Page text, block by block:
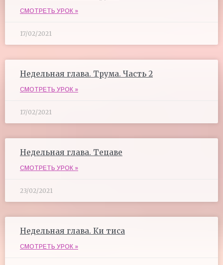
СМОТРЕТЬ УРОК »
17/02/2021
Недельная глава. Трума. Часть 2
СМОТРЕТЬ УРОК »
17/02/2021
Недельная глава. Тецаве
СМОТРЕТЬ УРОК »
23/02/2021
Недельная глава. Ки тиса
СМОТРЕТЬ УРОК »